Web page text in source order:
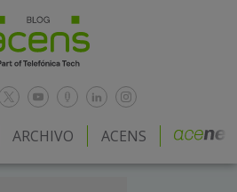
ARCHIVO ACENS